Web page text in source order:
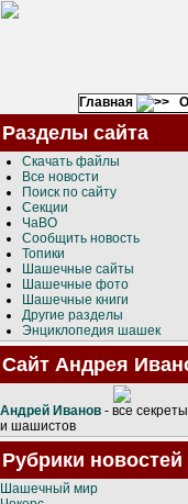
Главная
Разделы сайта
Скачать файлы
Все новости
Поиск по сайту
Секции
ЧаВО
Сообщить новость
Топики
Шашечные сайты
Шашечные фото
Шашечные книги
Другие разделы
Энциклопедия шашек
Сайт Андрея
Андрей Иванов - все
и шашистов
Рубрики новостей
Шашечный мир